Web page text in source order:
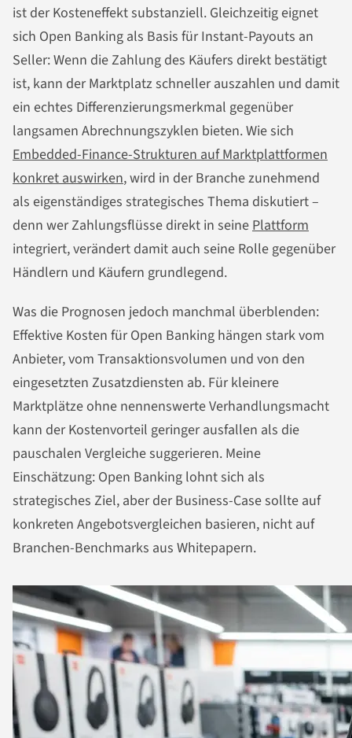
ist der Kosteneffekt substanziell. Gleichzeitig eignet
sich Open Banking als Basis für Instant-Payouts an
Seller: Wenn die Zahlung des Käufers direkt bestätigt
ist, kann der Marktplatz schneller auszahlen und damit
ein echtes Differenzierungsmerkmal gegenüber
langsamen Abrechnungszyklen bieten. Wie sich
Embedded-Finance-Strukturen auf Marktplattformen
konkret auswirken, wird in der Branche zunehmend
als eigenständiges strategisches Thema diskutiert –
denn wer Zahlungsflüsse direkt in seine Plattform
integriert, verändert damit auch seine Rolle gegenüber
Händlern und Käufern grundlegend.
Was die Prognosen jedoch manchmal überblenden:
Effektive Kosten für Open Banking hängen stark vom
Anbieter, vom Transaktionsvolumen und von den
eingesetzten Zusatzdiensten ab. Für kleinere
Marktplätze ohne nennenswerte Verhandlungsmacht
kann der Kostenvorteil geringer ausfallen als die
pauschalen Vergleiche suggerieren. Meine
Einschätzung: Open Banking lohnt sich als
strategisches Ziel, aber der Business-Case sollte auf
konkreten Angebotsvergleichen basieren, nicht auf
Branchen-Benchmarks aus Whitepapern.